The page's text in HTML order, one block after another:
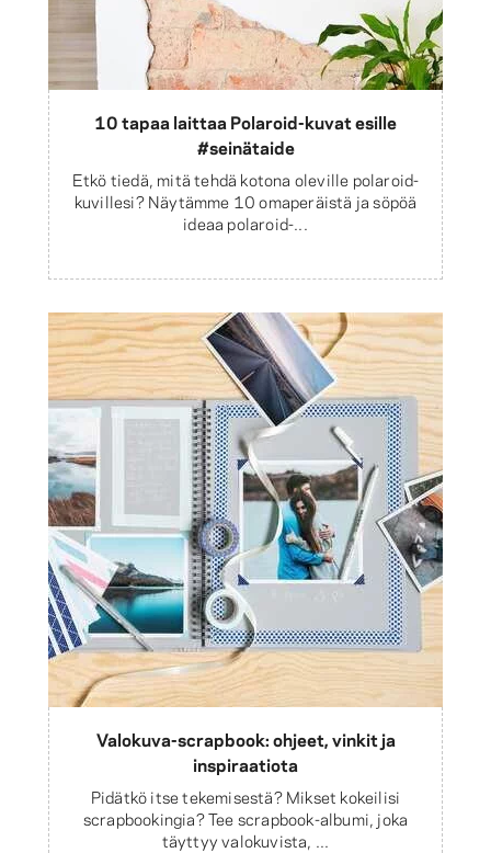
10 tapaa laittaa Polaroid-kuvat esille
#seinätaide
Etkö tiedä, mitä tehdä kotona oleville polaroid-
kuvillesi? Näytämme 10 omaperäistä ja söpöä
ideaa polaroid-...
Valokuva-scrapbook: ohjeet, vinkit ja
inspiraatiota
Pidätkö itse tekemisestä? Mikset kokeilisi
scrapbookingia? Tee scrapbook-albumi, joka
täyttyy valokuvista, ...